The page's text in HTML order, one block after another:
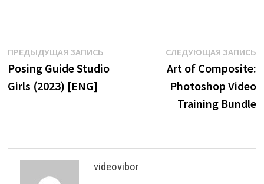
Навигация
по
записям
ПРЕДЫДУЩАЯ ЗАПИСЬПредыдущая
запись:
Posing Guide Studio
Girls (2023) [ENG]
СЛЕДУЮЩАЯ ЗАПИСЬ
Art of Composite:
Photoshop Video
Training Bundle
videovibor